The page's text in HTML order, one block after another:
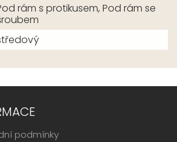
rám s protikusem, Pod rám se
podmínky